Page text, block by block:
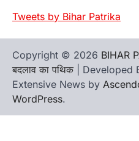
Tweets by Bihar Patrika
Copyright © 2026 BIHAR
बदलाव का पथिक | Developed
Extensive News by
WordPress.